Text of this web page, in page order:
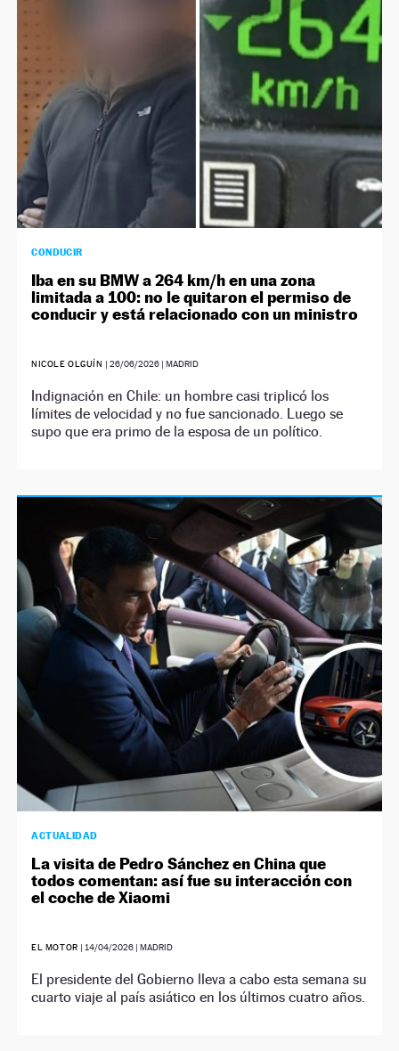
SÍGUENOS
CONDUCIR
Iba en su BMW a 264 km/h en una zona
limitada a 100: no le quitaron el permiso de
conducir y está relacionado con un ministro
NICOLE OLGUÍN | 26/06/2026| MADRID
Indignación en Chile: un hombre casi triplicó los
límites de velocidad y no fue sancionado. Luego se
supo que era primo de la esposa de un político.
ACTUALIDAD
La visita de Pedro Sánchez en China que
todos comentan: así fue su interacción con
el coche de Xiaomi
EL MOTOR | 14/04/2026| MADRID
El presidente del Gobierno lleva a cabo esta semana su
cuarto viaje al país asiático en los últimos cuatro años.